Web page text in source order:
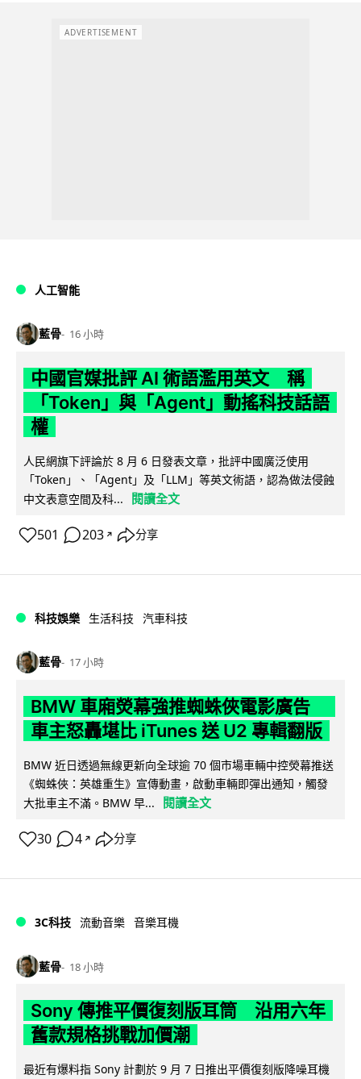
ADVERTISEMENT
人工智能
藍骨 16 小時
中國官媒批評 AI 術語濫用英文 稱
「Token」與「Agent」動搖科技話語
權
人民網旗下評論於 8 月 6 日發表文章，批評中國廣泛使用
「Token」、「Agent」及「LLM」等英文術語，認為做法侵蝕
中文表意空間及科...
閱讀全文
501 203 ↗ 分享
科技娛樂 生活科技 汽車科技
藍骨 17 小時
BMW 車廂熒幕強推蜘蛛俠電影廣告
車主怒轟堪比 iTunes 送 U2 專輯翻版
BMW 近日透過無線更新向全球逾 70 個市場車輛中控熒幕推送
《蜘蛛俠：英雄重生》宣傳動畫，啟動車輛即彈出通知，觸發
大批車主不滿。BMW 早...
閱讀全文
30 4 ↗ 分享
3C科技 流動音樂 音樂耳機
藍骨 18 小時
Sony 傳推平價復刻版耳筒 沿用六年
舊款規格挑戰加價潮
最近有爆料指 Sony 計劃於 9 月 7 日推出平價復刻版降噪耳機